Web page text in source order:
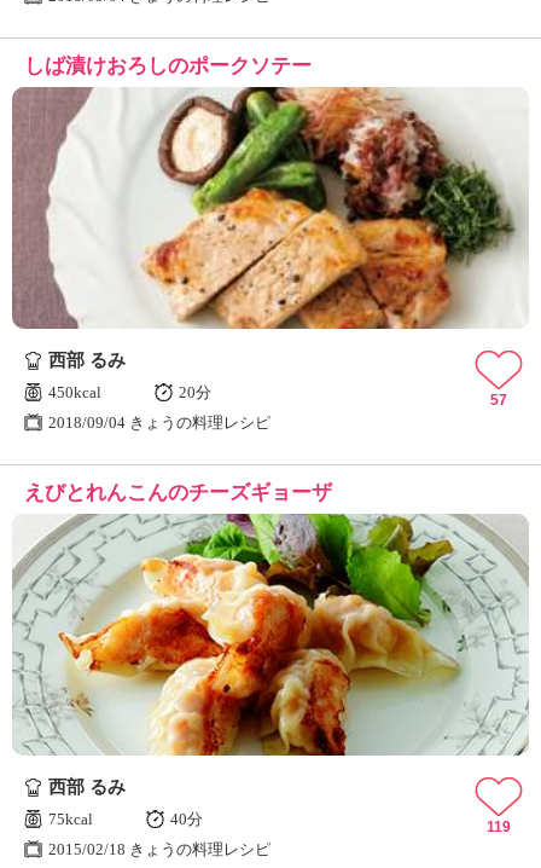
しば漬けおろしのポークソテー
西部 るみ
450kcal
20分
2018/09/04 きょうの料理レシピ
57
えびとれんこんのチーズギョーザ
西部 るみ
75kcal
40分
2015/02/18 きょうの料理レシピ
119